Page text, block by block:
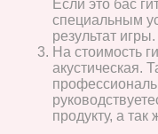
Если это бас
специальным
результат игры.
На стоимость
акустическая.
продукту, а